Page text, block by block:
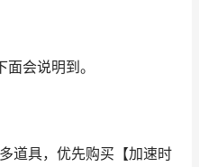
会说明到。
道具，优先购买【加速时